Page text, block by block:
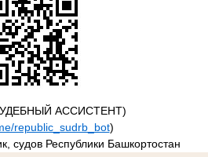
АССИСТЕНТ)
republic_sudrb_bot)
судов Республики Башкортостан